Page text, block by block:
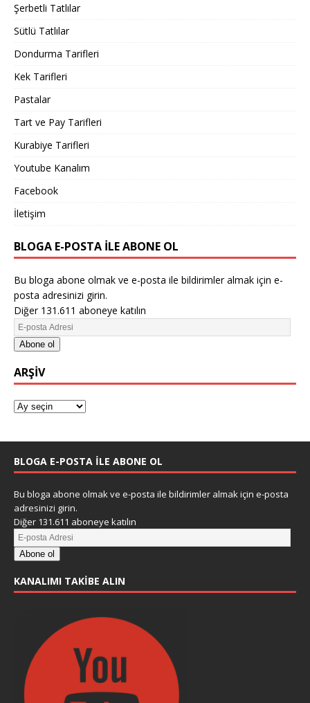
Şerbetli Tatlılar
Sütlü Tatlılar
Dondurma Tarifleri
Kek Tarifleri
Pastalar
Tart ve Pay Tarifleri
Kurabiye Tarifleri
Youtube Kanalım
Facebook
İletişim
BLOGA E-POSTA ILE ABONE OL
Bu bloga abone olmak ve e-posta ile bildirimler almak için e-
posta adresinizi girin.
Diğer 131.611 aboneye katılın
Abone ol
ARŞIV
BLOGA E-POSTA ILE ABONE OL
Bu bloga abone olmak ve e-posta ile bildirimler almak için e-posta
adresinizi girin.
Diğer 131.611 aboneye katılın
Abone ol
KANALIMI TAKIBE ALIN